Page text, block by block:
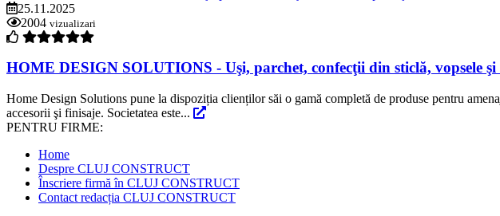
25.11.2025
2004 vizualizari
HOME DESIGN SOLUTIONS - Uşi, parchet, confecţii din sticlă, vopsele şi
Home Design Solutions pune la dispoziția clienților săi o gamă completă de produse pentru
accesorii şi finisaje. Societatea este...
PENTRU FIRME:
Home
Despre CLUJ CONSTRUCT
Înscriere firmă în CLUJ CONSTRUCT
Contact redacția CLUJ CONSTRUCT